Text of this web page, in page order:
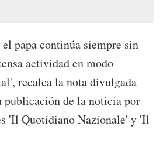
papa continúa siempre sin
actividad en modo
recalca la nota divulgada
de la noticia por
'Il Quotidiano Nazionale' y 'Il